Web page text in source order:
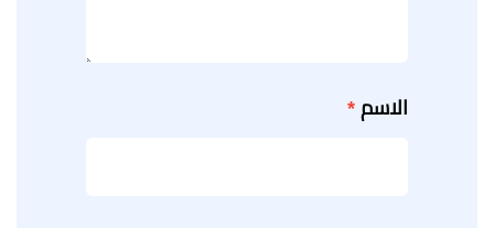
الاسم *